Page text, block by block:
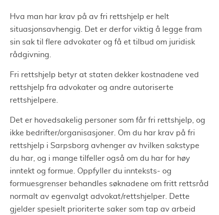
Hva man har krav på av fri rettshjelp er helt
situasjonsavhengig. Det er derfor viktig å legge fram
sin sak til flere advokater og få et tilbud om juridisk
rådgivning.
Fri rettshjelp betyr at staten dekker kostnadene ved
rettshjelp fra advokater og andre autoriserte
rettshjelpere.
Det er hovedsakelig personer som får fri rettshjelp, og
ikke bedrifter/organisasjoner. Om du har krav på fri
rettshjelp i Sarpsborg avhenger av hvilken sakstype
du har, og i mange tilfeller også om du har for høy
inntekt og formue. Oppfyller du innteksts- og
formuesgrenser behandles søknadene om fritt rettsråd
normalt av egenvalgt advokat/rettshjelper. Dette
gjelder spesielt prioriterte saker som tap av arbeid